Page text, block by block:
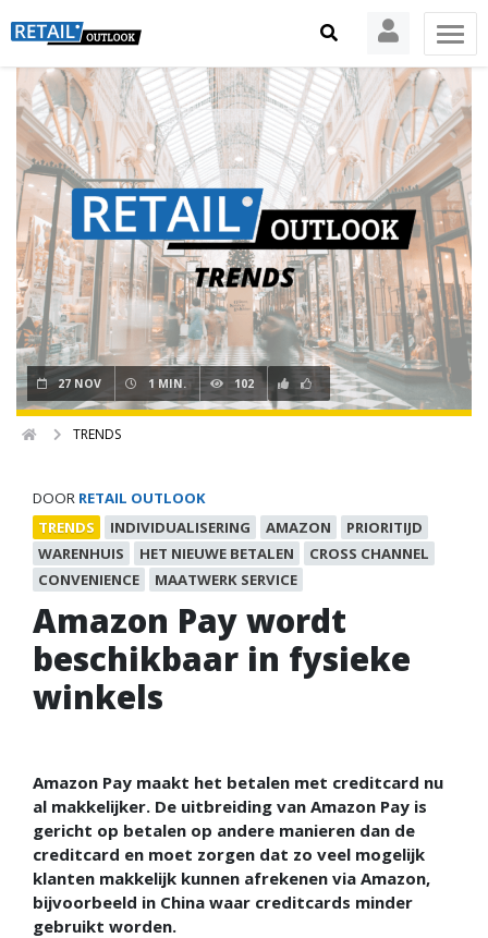
27 NOV 1 MIN. 102
TRENDS
DOOR RETAIL OUTLOOK
TRENDS
INDIVIDUALISERING AMAZON
PRIORITIJD
WARENHUIS
HET NIEUWE BETALEN
CROSS CHANNEL
CONVENIENCE
MAATWERK SERVICE
Amazon Pay wordt
beschikbaar in fysieke
winkels
Amazon Pay maakt het betalen met creditcard nu
al makkelijker. De uitbreiding van Amazon Pay is
gericht op betalen op andere manieren dan de
creditcard en moet zorgen dat zo veel mogelijk
klanten makkelijk kunnen afrekenen via Amazon,
bijvoorbeeld in China waar creditcards minder
gebruikt worden.